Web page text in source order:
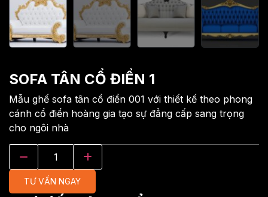
SOFA TÂN CỔ ĐIỂN 1
Mẫu ghế sofa tân cổ điển 001 với thiết kế theo phong
cánh cổ điển hoàng gia tạo sự đẳng cấp sang trọng
cho ngôi nhà
TƯ VẤN NGAY